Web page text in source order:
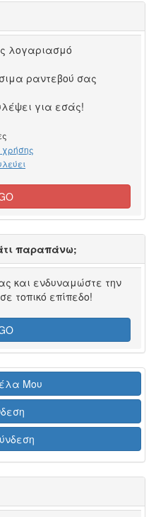
λογαριασμό
ραντεβού σας
για εσάς!
χρήσης
παραπάνω;
και ενδυναμώστε την
τοπικό επίπεδο!
Μου